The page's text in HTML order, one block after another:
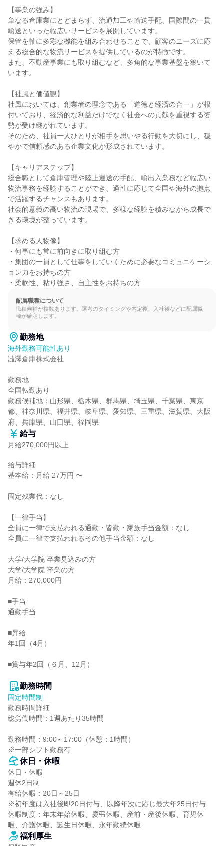
【事業の強み】
単なる倉庫業にとどまらず、流通加工や輸送手配、国際間の一貫
輸送といった幅広いサービスを展開しています。
保管を軸に多彩な機能を組み合わせることで、顧客のニーズに応
える総合的な物流サービスを提供しているのが特徴です。
また、不動産事業にも取り組むなど、多角的な事業基盤を築いて
います。
【社風と価値観】
社風においては、創業者の理念である「道徳と経済の合一」が根
付いており、経済的な利益だけでなく社会への貢献を重視する姿
勢が受け継がれています。
そのため、社員一人ひとりが相手を思いやる行動を大切にし、穏
やかで信頼感のある企業文化が形成されています。
【キャリアステップ】
総合職として倉庫管理や陸上運送の手配、輸出入業務など幅広い
物流事務を経験することができ、適性に応じて全国や海外の拠点
で活躍するチャンスもあります。
社会的意義の高い物流の現場で、多様な経験を積みながら成長で
きる環境が整っています。
【求める人物像】
・何事にも常に前向きに取り組む方
・集団の一員として仕事をしていくために必要なコミュニケーシ
ョン力をお持ちの方
・柔軟性、粘り強さ、自主性をお持ちの方
配属職種について
職種候補が複数あります。選考のタイミングや内定後、入社後などに配属職
種が確定します。
勤務地
海外勤務可能性あり
澁澤倉庫株式会社
勤務地
全国転勤あり
勤務候補地：山形県、栃木県、群馬県、埼玉県、千葉県、東京
都、神奈川県、福井県、岐阜県、愛知県、三重県、滋賀県、大阪
府、兵庫県、山口県、福岡県
給与
月給270,000円以上
給与詳細
基本給：月給 27万円 〜
固定残業代：なし
【一律手当】
全員に一律で支払われる通勤・皆勤・家族手当金額：なし
全員に一律で支払われるその他手当金額：なし
大学/大学院 卒業見込みの方
大学/大学院 卒業の方
月給：270,000円
■手当
通勤手当
■昇給
年1回（4月）
■賞与年2回（６月、12月）
勤務時間
固定時間制
勤務時間詳細
総労働時間：1週あたり35時間
勤務時間：9:00～17:00（休憩：1時間）
※一部シフト勤務有
休日・休暇
休日・休暇
週休2日制
有給休暇：20日～25日
※初年度は入社後即20日付与、以降年次に応じ最大年25日付与
休暇制度：年末年始休暇、慶弔休暇、産前・産後休暇、育児休
暇、介護休暇、誕生日休暇、永年勤続休暇
福利厚生